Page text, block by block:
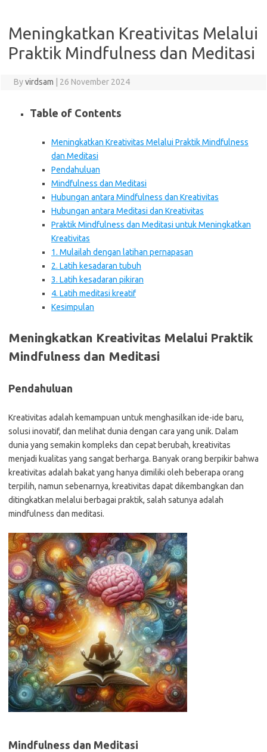
Meningkatkan Kreativitas Melalui
Praktik Mindfulness dan Meditasi
Byvirdsam 26 November 2024
Table of Contents
Meningkatkan Kreativitas Melalui Praktik Mindfulness
dan Meditasi
Pendahuluan
Mindfulness dan Meditasi
Hubungan antara Mindfulness dan Kreativitas
Hubungan antara Meditasi dan Kreativitas
Praktik Mindfulness dan Meditasi untuk Meningkatkan
Kreativitas
1. Mulailah dengan latihan pernapasan
2. Latih kesadaran tubuh
3. Latih kesadaran pikiran
4. Latih meditasi kreatif
Kesimpulan
Meningkatkan Kreativitas Melalui Praktik
Mindfulness dan Meditasi
Pendahuluan
Kreativitas adalah kemampuan untuk menghasilkan ide-ide baru,
solusi inovatif, dan melihat dunia dengan cara yang unik. Dalam
dunia yang semakin kompleks dan cepat berubah, kreativitas
menjadi kualitas yang sangat berharga. Banyak orang berpikir bahwa
kreativitas adalah bakat yang hanya dimiliki oleh beberapa orang
terpilih, namun sebenarnya, kreativitas dapat dikembangkan dan
ditingkatkan melalui berbagai praktik, salah satunya adalah
mindfulness dan meditasi.
Mindfulness dan Meditasi